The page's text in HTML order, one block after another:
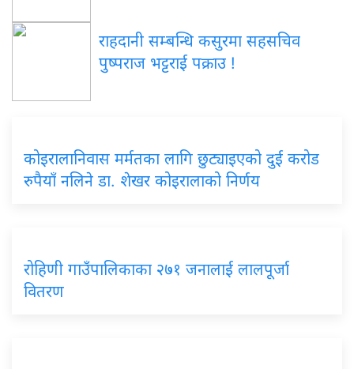
राहदानी सम्बन्धि कसुरमा सहसचिव
पुष्पराज भट्टराई पक्राउ !
कोइरालानिवास मर्मतका लागि छुट्याइएको दुई करोड
रुपैयाँ नलिने डा. शेखर कोइरालाको निर्णय
रोहिणी गाउँपालिकाका २७१ जनालाई लालपूर्जा
वितरण